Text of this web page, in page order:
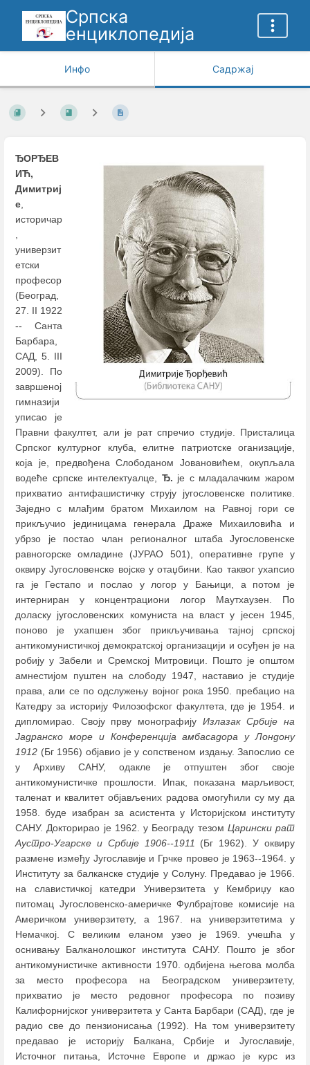
Српска
енциклопедија
Инфо Садржај
ЂОРЂЕВ
ИЋ,
Димитриј
е,
историчар
,
универзит
етски
професор
(Београд,
27. II 1922
-- Санта
Барбара,
САД, 5. III
2009). По
завршеној
гимназији
уписао је
Правни факултет, али је рат спречио студије. Присталица
Српског културног клуба, елитне патриотске оганизације,
која је, предвођена Слободаном Јовановићем, окупљала
водеће српске интелектуалце, Ђ. је с младалачким жаром
прихватио антифашистичку струју југословенске политике.
Заједно с млађим братом Михаилом на Равној гори се
прикључио јединицама генерала Драже Михаиловића и
убрзо је постао члан регионалног штаба Југословенске
равногорске омладине (ЈУРАО 501), оперативне групе у
оквиру Југословенске војске у отаџбини. Као таквог ухапсио
га је Гестапо и послао у логор у Бањици, а потом је
интерниран у концентрациони логор Маутхаузен. По
доласку југословенских комуниста на власт у јесен 1945,
поново је ухапшен због прикључивања тајној српској
антикомунистичкој демократској организацији и осуђен је на
робију у Забели и Сремској Митровици. Пошто је општом
амнестијом пуштен на слободу 1947, наставио је студије
права, али се по одслужењу војног рока 1950. пребацио на
Катедру за историју Филозофског факултета, где је 1954. и
дипломирао. Своју прву монографију Излазак Србије на
Јадранско море и Конференција амбасадора у Лондону
1912 (Бг 1956) објавио је у сопственом издању. Запослио се
у Архиву САНУ, одакле је отпуштен због своје
антикомунистичке прошлости. Ипак, показана марљивост,
таленат и квалитет објављених радова омогућили су му да
1958. буде изабран за асистента у Историјском институту
САНУ. Докторирао је 1962. у Београду тезом Царински рат
Аустро-Угарске и Србије 1906--1911 (Бг 1962). У оквиру
размене између Југославије и Грчке провео је 1963--1964. у
Институту за балканске студије у Солуну. Предавао је 1966.
на славистичкој катедри Универзитета у Кембриџу као
питомац Југословенско-америчке Фулбрајтове комисије на
Америчком универзитету, а 1967. на универзитетима у
Немачкој. С великим еланом узео је 1969. учешћа у
оснивању Балканолошког института САНУ. Пошто је због
антикомунистичке активности 1970. одбијена његова молба
за место професора на Београдском универзитету,
прихватио је место редовног професора по позиву
Калифорнијског универзитета у Санта Барбари (САД), где је
радио све до пензионисања (1992). На том универзитету
предавао је историју Балкана, Србије и Југославије,
Источног питања, Источне Европе и држао је курс из